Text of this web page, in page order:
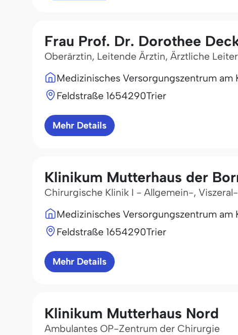
Frau Prof. Dr. Dorothee
Oberärztin, Leitende Ärztin, Ärztliche
Medizinisches Versorgungszentrum
Feldstraße 1654290Trier
Mehr Details
Klinikum Mutterhaus der
Chirurgische Klinik I - Allgemein-,
Medizinisches Versorgungszentrum
Feldstraße 1654290Trier
Mehr Details
Klinikum Mutterhaus Nord
Ambulantes OP-Zentrum der Chirurgie